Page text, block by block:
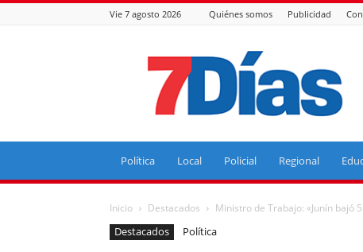
Vie 7 agosto 2026 Quiénes somos Publicidad
7
Días
Política Local Policial Regional
Inicio Destacados Ministro de Trabajo: «Junín bajó
Destacados Política